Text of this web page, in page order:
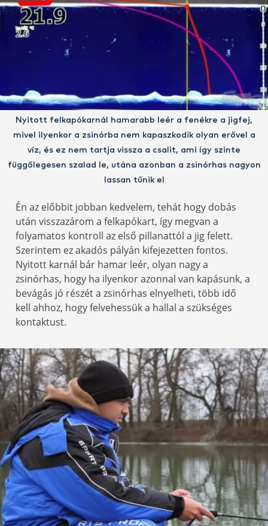
Nyitott felkapókarnál hamarabb leér a fenékre a jigfej,
mivel ilyenkor a zsinórba nem kapaszkodik olyan erővel a
víz, és ez nem tartja vissza a csalit, ami így szinte
függőlegesen szalad le, utána azonban a zsinórhas nagyon
lassan tűnik el
Én az előbbit jobban kedvelem, tehát hogy dobás
után visszazárom a felkapókart, így megvan a
folyamatos kontroll az első pillanattól a jig felett.
Szerintem ez akadós pályán kifejezetten fontos.
Nyitott karnál bár hamar leér, olyan nagy a
zsinórhas, hogy ha ilyenkor azonnal van kapásunk, a
bevágás jó részét a zsinórhas elnyelheti, több idő
kell ahhoz, hogy felvehessük a hallal a szükséges
kontaktust.